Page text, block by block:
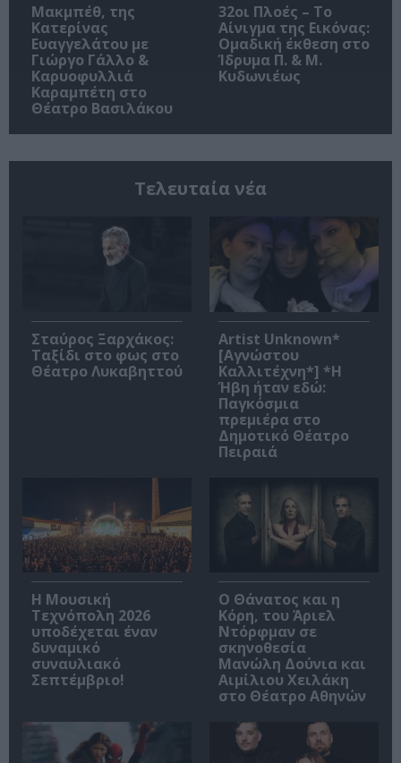
Μακμπέθ, της
Κατερίνας
Ευαγγελάτου με
Γιώργο Γάλλο &
Καρυοφυλλιά
Καραμπέτη στο
Θέατρο Βασιλάκου
32οι Πλοές – Το
Αίνιγμα της Εικόνας:
Ομαδική έκθεση στο
Ίδρυμα Π. & Μ.
Κυδωνιέως
Τελευταία νέα
Σταύρος Ξαρχάκος:
Ταξίδι στο φως στο
Θέατρο Λυκαβηττού
Artist Unknown*
[Αγνώστου
Καλλιτέχνη*] *Η
Ήβη ήταν εδώ:
Παγκόσμια
πρεμιέρα στο
Δημοτικό Θέατρο
Πειραιά
Η Μουσική
Τεχνόπολη 2026
υποδέχεται έναν
δυναμικό
συναυλιακό
Σεπτέμβριο!
Ο Θάνατος και η
Κόρη, του Άριελ
Ντόρφμαν σε
σκηνοθεσία
Μανώλη Δούνια και
Αιμίλιου Χειλάκη
στο Θέατρο Αθηνών